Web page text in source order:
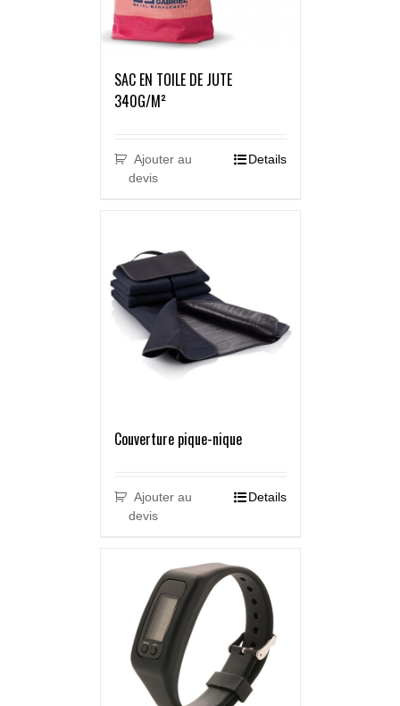
SAC EN TOILE DE JUTE
340G/M²
Ajouter au
devis
Details
Couverture pique-nique
Ajouter au
devis
Details